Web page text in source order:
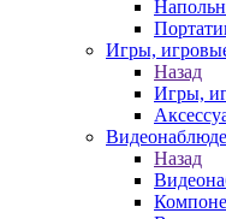
Игры,
Назад
Игры,
Назад